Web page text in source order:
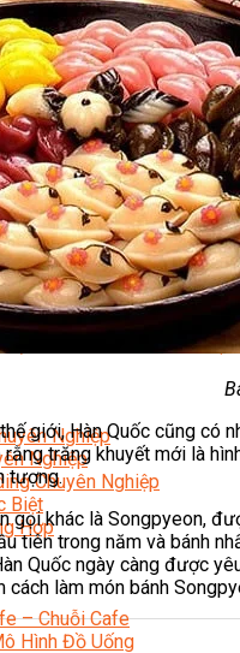
F&B
Hàng
Hành Mô Hình Ẩm Thực
Nghiệp
Nghiệp
Chuyên Nghiệp
Biệt
Hợp
– Chuỗi Cafe
Hình Đồ Uống
giới, Hàn Quốc cũng
trăng khuyết mới là
tượng.
gọi khác là Songpyeon,
tiên trong năm và bánh
Quốc ngày càng được
làm món bánh